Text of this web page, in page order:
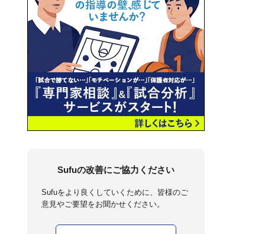
Sufuの改善にご協力ください
Sufuをより良くしていくために、皆様のご
意見やご要望をお聞かせください。